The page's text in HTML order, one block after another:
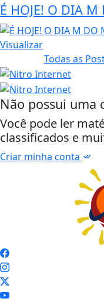
É HOJE! O DIA M
Visualizar
Todas as
Não possui uma
Você pode ler
classificados e
Criar minha conta